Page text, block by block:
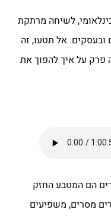
לשיחה מרתקת
ובעסקים. אל תטעו, זה
פרק על איך להפוך את
הם המטבע החזק
מסרים, משפיעים